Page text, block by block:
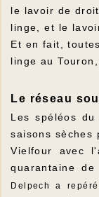
le lavoir de
linge, et le
Et en fait,
linge au
Le réseau
Les spéléos
saisons sèches
Vielfour avec
quarantaine
Delpech a